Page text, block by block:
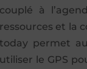
à
et la
permet
le GPS